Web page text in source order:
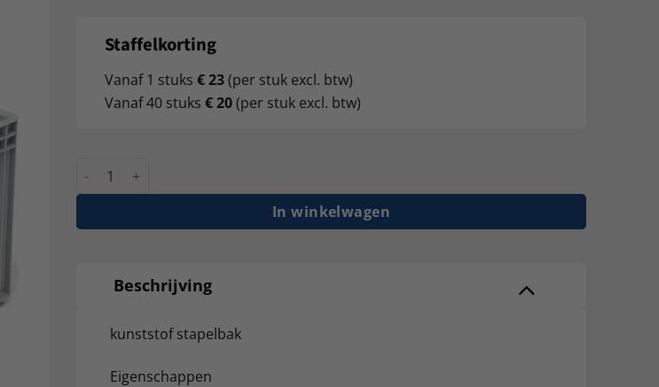
Staffelkorting
Vanaf 1 stuks € 23(per stuk excl. btw)
Vanaf 40 stuks € 20(per stuk excl. btw)
kunststof stapelbak 60x40x32 aantal
In winkelwagen
Beschrijving
kunststof stapelbak
Eigenschappen